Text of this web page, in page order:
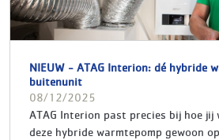
NIEUW - ATAG Interion: dé hybride
buitenunit
08/12/2025
ATAG Interion past precies bij hoe jij
deze hybride warmtepomp gewoon